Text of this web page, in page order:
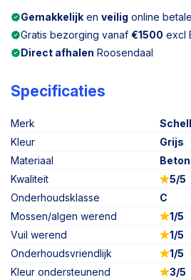
Gemakkelijk en veilig online
Gratis bezorging vanaf €1500 excl
Direct afhalen Roosendaal
Specificaties
Merk
Kleur
Grijs
Materiaal
Beton
Kwaliteit
5/5
Onderhoudsklasse
C
Mossen/algen werend
1/5
Vuil werend
1/5
Onderhoudsvriendlijk
1/5
Kleur ondersteunend
3/5